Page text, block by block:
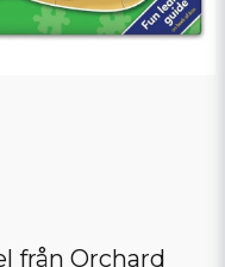
från Orchard